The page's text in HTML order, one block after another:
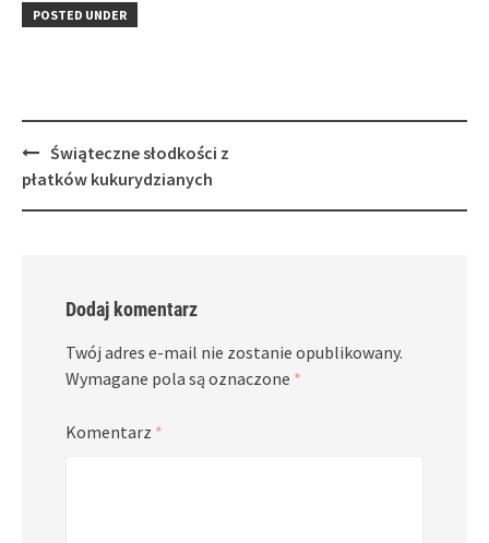
in
new
window)
POSTED UNDER
Post
navigation
Świąteczne słodkości z
płatków kukurydzianych
Dodaj komentarz
Twój adres e-mail nie zostanie opublikowany.
Wymagane pola są oznaczone *
Komentarz *